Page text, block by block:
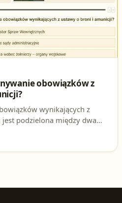
obowiązków z
wynikających z
podzielona między dwa
na to pytanie